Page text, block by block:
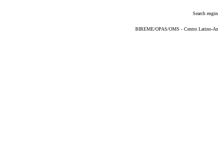
Search
BIREME/OPAS/OMS - Centro Latino-